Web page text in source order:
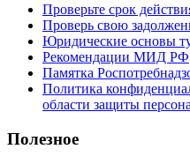
Проверьте срок
Проверь свою
Юридические основы
Рекомендации МИД РФ
Памятка
Политика
области защиты
Полезное